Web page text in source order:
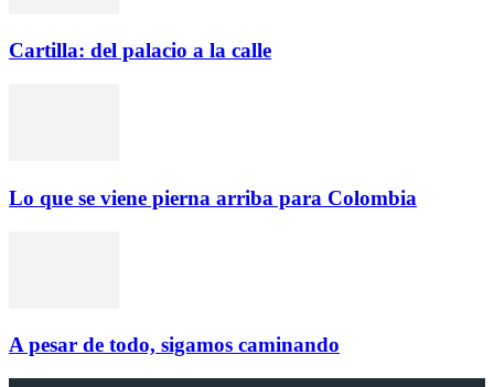
Cartilla: del palacio a la calle
Lo que se viene pierna arriba para Colombia
A pesar de todo, sigamos caminando